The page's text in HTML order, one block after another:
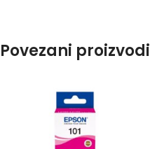
Povezani proizvodi